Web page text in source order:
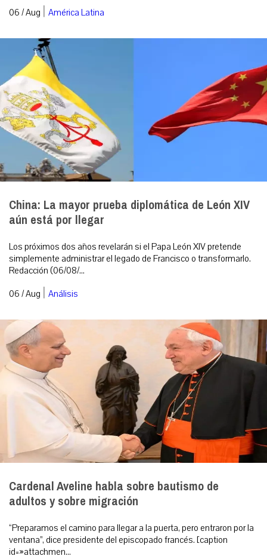
06 / Aug | América Latina
China: La mayor prueba diplomática de León XIV
aún está por llegar
Los próximos dos años revelarán si el Papa León XIV pretende
simplemente administrar el legado de Francisco o transformarlo.
Redacción (06/08/...
06 / Aug | Análisis
Cardenal Aveline habla sobre bautismo de
adultos y sobre migración
“Preparamos el camino para llegar a la puerta, pero entraron por la
ventana”, dice presidente del episcopado francés. [caption
id=»attachmen...